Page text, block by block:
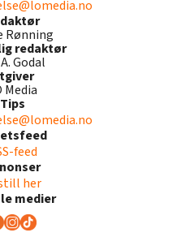
Rønning
redaktør
Godal
Media
Tips
feed
her
medier